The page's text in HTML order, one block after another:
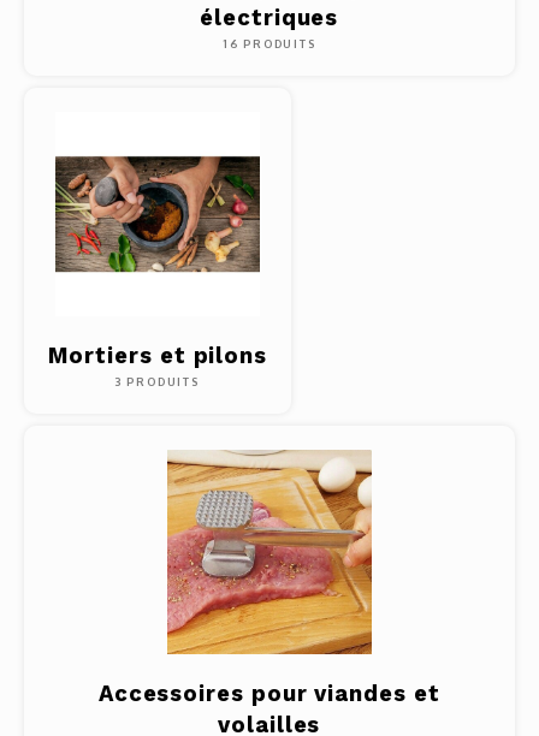
électriques
16 PRODUITS
Mortiers et pilons
3 PRODUITS
Accessoires pour viandes et
volailles